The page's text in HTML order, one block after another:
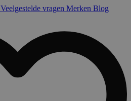
Veelgestelde vragen Merken Blog